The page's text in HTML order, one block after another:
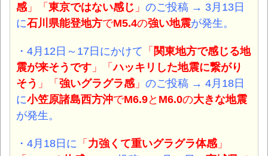
感 」「 東京ではない感 じ 」 のご投稿 → 3月13日
に石川県能登地方でM5.4の強い地震が発生。
・4月12日～17日 にかけて 「 関東地方で感じる地
震が来そうです 」「ハッキリした地震に繋がり
そう 」「 強いグラグラ感 」 のご投稿 → 4月18日
に小笠原諸島西方沖でM6.9と M6.0の大きな地震
が発生。
・4月18日 に 「 力強くて重いグラグラ体感 」